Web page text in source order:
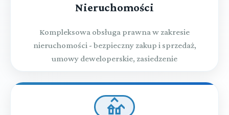
Nieruchomości
Kompleksowa obsługa prawna w zakresie
nieruchomości - bezpieczny zakup i sprzedaż,
umowy deweloperskie, zasiedzenie